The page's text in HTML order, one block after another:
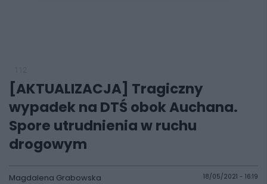
[AKTUALIZACJA] Tragiczny
wypadek na DTŚ obok Auchana.
Spore utrudnienia w ruchu
drogowym
Magdalena Grabowska 18/05/2021 - 16:19